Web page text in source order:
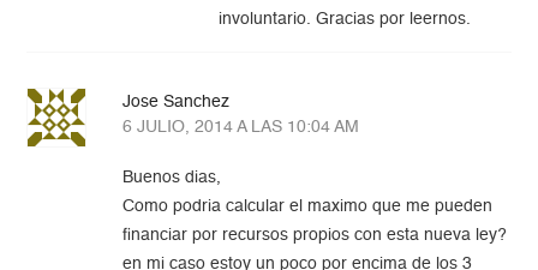
involuntario. Gracias por leernos.
Jose Sanchez
6 JULIO, 2014 A LAS 10:04 AM
Buenos dias,
Como podria calcular el maximo que me pueden
financiar por recursos propios con esta nueva ley?
en mi caso estoy un poco por encima de los 3